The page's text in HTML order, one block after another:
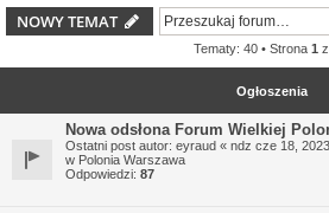
NOWY TEMAT
Tematy: 40 • Strona 1 z
Ogłoszenia
Nowa odsłona Forum Wielkiej
Ostatni post autor: eyraud « ndz cze 18,
w Polonia Warszawa
Odpowiedzi: 87